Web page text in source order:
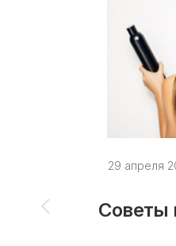
29 апреля
Советы